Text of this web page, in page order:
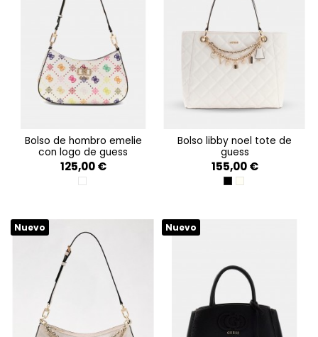
bolso de hombro emelie
con logo de guess
125,00 €
MULTI LOGO
bolso libby noel tote de
guess
155,00 €
BLACKOFF WHITE
Nuevo Nuevo